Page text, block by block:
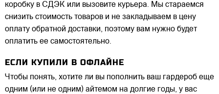
коробку в СДЭК или вызовите курьера. Мы стараемся
снизить стоимость товаров и не закладываем в цену
оплату обратной доставки, поэтому вам нужно будет
оплатить ее самостоятельно.
ЕСЛИ КУПИЛИ В ОФЛАЙНЕ
Чтобы понять, хотите ли вы пополнить ваш гардероб еще
одним (или не одним) айтемом на долгие годы, у вас